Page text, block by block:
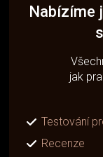
Nabízíme
jak
Testování
Recenze